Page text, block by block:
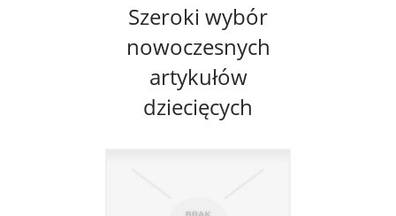
Szeroki wybór
nowoczesnych
artykułów
dziecięcych